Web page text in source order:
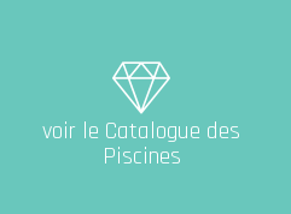
voir le Catalogue des
Piscines
Catalogue des Piscines